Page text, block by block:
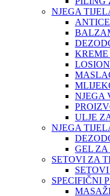
NJEGA
KREME
NJEGA
ULJE
NJEGA
GEL ZA
SETOVI ZA
SPECIFIČNI